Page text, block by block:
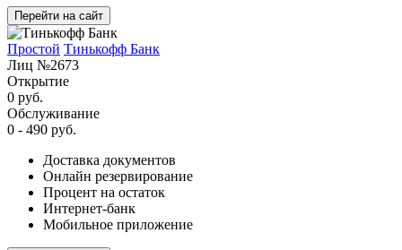
Перейти на сайт
Простой Тинькофф Банк
Лиц №2673
Открытие
0 руб.
Обслуживание
0 - 490 руб.
Доставка документов
Онлайн резервирование
Процент на остаток
Интернет-банк
Мобильное приложение